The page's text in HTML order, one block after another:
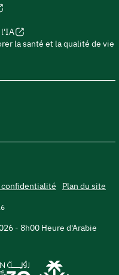
l'IA
la santé et la qualité de vie
Plan du site
- 8h00Heure d'Arabie